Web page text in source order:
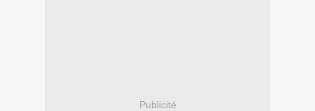
Publicité